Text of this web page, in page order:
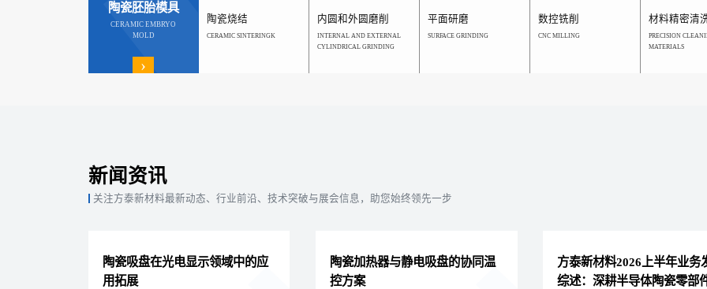
陶瓷胚胎模具
CERAMIC EMBRYO
MOLD
›
陶瓷烧结
CERAMIC SINTERINGK
内圆和外圆磨削
INTERNAL AND EXTERNAL
CYLINDRICAL GRINDING
平面研磨
SURFACE GRINDING
数控铣削
CNC MILLING
材料精密清
PRECISION
MATERIALS
新闻资讯
关注方泰新材料最新动态、行业前沿、技术突破与展会信息，助您始终领先一步
陶瓷吸盘在光电显示领域中的应
用拓展
陶瓷加热器与静电吸盘的协同温
控方案
方泰新材料2026上半年业务
综述：深耕半导体陶瓷零部